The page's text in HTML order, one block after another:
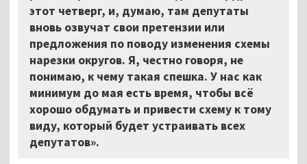
этот четверг, и, думаю, там депутаты
вновь озвучат свои претензии или
предложения по поводу изменения схемы
нарезки округов. Я, честно говоря, не
понимаю, к чему такая спешка. У нас как
минимум до мая есть время, чтобы всё
хорошо обдумать и привести схему к тому
виду, который будет устраивать всех
депутатов».